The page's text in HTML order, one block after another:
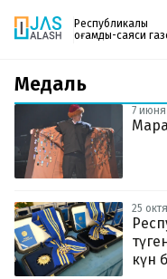
Республикалық
қоғамдық-саяси
Жаңалықтар
Спорт
Live
Руханият
Аймақ
Архив
Заң және тәртіп
Редакциямен байланыс
+7 708 604 51 06
Жарнама бөлімі
Газетке
PDF форматтағы
поштаңызға алып
шыққан сәтте сізге
Медаль
7 июня
25
күн